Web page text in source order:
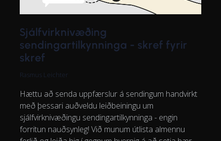
Sjálfvirknivæðing
sendingartilkynninga - skref fyrir
skref
Rasmus Leichter
Hættu að senda uppfærslur á sendingum handvirkt
með þessari auðveldu leiðbeiningu um
sjálfvirknivæðingu sendingartilkynninga - engin
forritun nauðsynleg! Við munum útlista almennu